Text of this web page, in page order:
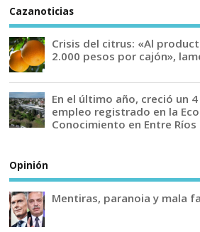
Cazanoticias
Crisis del citrus: «Al
2.000 pesos por cajón»,
En el último año, creció un
empleo registrado en la
Conocimiento en Entre Ríos
Opinión
Mentiras, paranoia y mala